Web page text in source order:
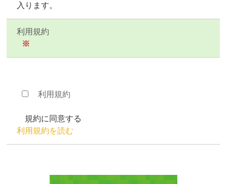
入ります。
利用規約
※
利用規約
規約に同意する
利用規約を読む